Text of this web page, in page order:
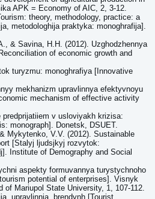
APK = Economy of AIC, 2, 3-12.
theory, methodology, practice: a
metodologhija praktyka: monoghrafija].
& Savina, H.H. (2012). Uzghodzhennya
of economic growth and
turyzmu: monoghrafiya [Innovative
mekhanizm upravlinnya efektyvnoyu
mechanism of effective activity
v usloviyakh krizisa:
monograph]. Donetsk, DSUET.
Mykytenko, V.V. (2012). Sustainable
[Stalyj ljudsjkyj rozvytok:
Institute of Demography and Social
aspekty formuvannya turystychnoho
potential of enterprises]. Visnyk
of Mariupol State University, 1, 107-112.
upravlinnia, brendynh [Tourist